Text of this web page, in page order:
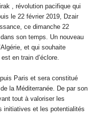
, révolution pacifique qui
le 22 février 2019, Dzair
ce dimanche 22
son temps. Un nouveau
et qui souhaite
en train d’éclore.
Paris et sera constitué
la Méditerranée. De par son
tout à valoriser les
initiatives et les potentialités